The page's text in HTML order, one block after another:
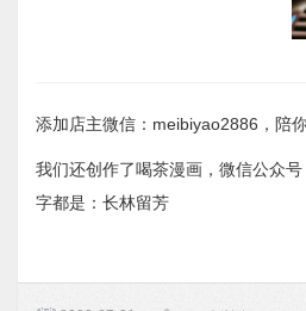
添加店主微信：meibiyao2886，陪你
我们还创作了喝茶漫画，微信公众
字都是：长林留芳